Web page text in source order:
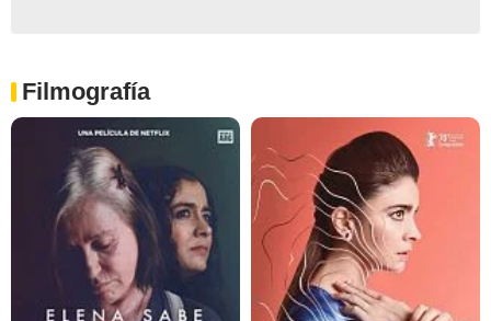
Filmografía